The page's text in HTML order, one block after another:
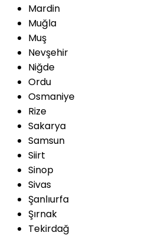
Mardin
Muğla
Muş
Nevşehir
Niğde
Ordu
Osmaniye
Rize
Sakarya
Samsun
Siirt
Sinop
Sivas
Şanlıurfa
Şırnak
Tekirdağ